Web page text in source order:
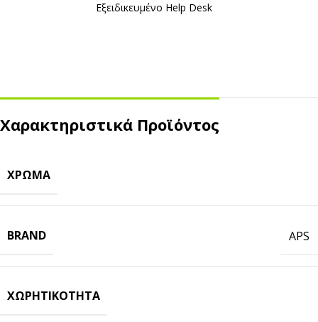
Εξειδικευμένο Ηelp Desk
Χαρακτηριστικά Προϊόντος
ΧΡΏΜΑ
BRAND APS
ΧΩΡΗΤΙΚΌΤΗΤΑ